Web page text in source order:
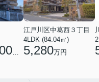
円
江戸川区中葛西３丁目
4LDK (84.04㎡)
5,280万円